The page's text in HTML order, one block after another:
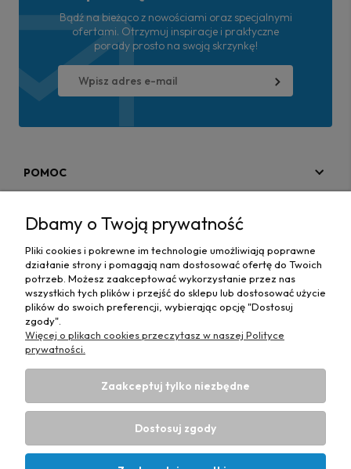
Bądź na bieżąco z nowościami oraz specjalnymi
ofertami. Otrzymuj inspiracje i praktyczne
porady prosto na swoją skrzynkę!
POMOC
MAPA STRONY
INFORMACJE
Hurtownia materiałów tapicerskich Adrian| ul. Chorzowska
50e, 44-100 Gliwice, woj. śląskie | E-mail:
6312703341
Dbamy o Twoją prywatność
Pliki cookies i pokrewne im technologie umożliwiają poprawne
działanie strony i pomagają nam dostosować ofertę do Twoich
potrzeb. Możesz zaakceptować wykorzystanie przez nas
wszystkich tych plików i przejść do sklepu lub dostosować użycie
plików do swoich preferencji, wybierając opcję "Dostosuj
zgody".
Więcej o plikach cookies przeczytasz w naszej Polityce
prywatności.
Zaakceptuj tylko niezbędne
Dostosuj zgody